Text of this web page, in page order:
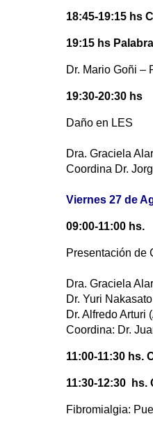
18:45-19:15 hs
19:15 hs
Dr. Mario Goñi –
19:30-20:30 hs
Daño en LES
Dra. Graciela
Coordina Dr.
Viernes 27 de
09:00-11:00 hs.
Presentación de
Dra. Graciela
Dr. Yuri
Dr. Alfredo Arturi
Coordina: Dr.
11:00-11:30 hs.
11:30-12:30 hs.
Fibromialgia: